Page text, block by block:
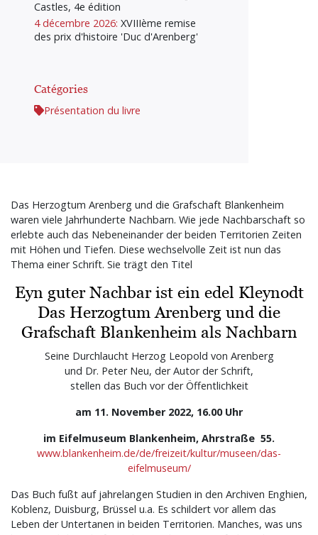
Castles, 4e édition
4 décembre 2026: XVIIIème remise
des prix d'histoire 'Duc d'Arenberg'
Catégories
Présentation du livre
Das Herzogtum Arenberg und die Grafschaft Blankenheim
waren viele Jahrhunderte Nachbarn. Wie jede Nachbarschaft so
erlebte auch das Nebeneinander der beiden Territorien Zeiten
mit Höhen und Tiefen. Diese wechselvolle Zeit ist nun das
Thema einer Schrift. Sie trägt den Titel
Eyn guter Nachbar ist ein edel Kleynodt
Das Herzogtum Arenberg und die
Grafschaft Blankenheim als Nachbarn
Seine Durchlaucht Herzog Leopold von Arenberg
und Dr. Peter Neu, der Autor der Schrift,
stellen das Buch vor der Öffentlichkeit
am 11. November 2022, 16.00 Uhr
im Eifelmuseum Blankenheim, Ahrstraße 55.
www.blankenheim.de/de/freizeit/kultur/museen/das-
eifelmuseum/
Das Buch fußt auf jahrelangen Studien in den Archiven Enghien,
Koblenz, Duisburg, Brüssel u.a. Es schildert vor allem das
Leben der Untertanen in beiden Territorien. Manches, was uns